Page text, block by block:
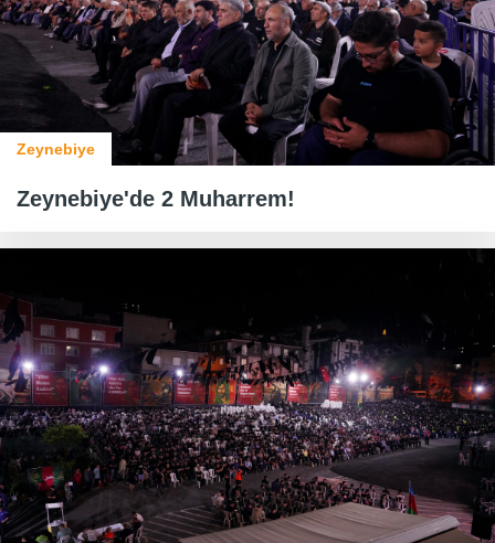
Zeynebiye
Zeynebiye'de 2 Muharrem!